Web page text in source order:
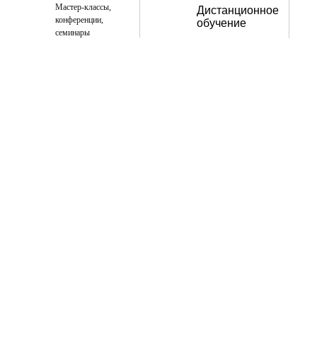
Мастер-классы,
конференции,
семинары
Дистанционное
обучение